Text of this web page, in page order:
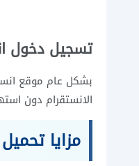
تسجيل دخول
بشكل عام موقع
الانستقرام دون
مزايا